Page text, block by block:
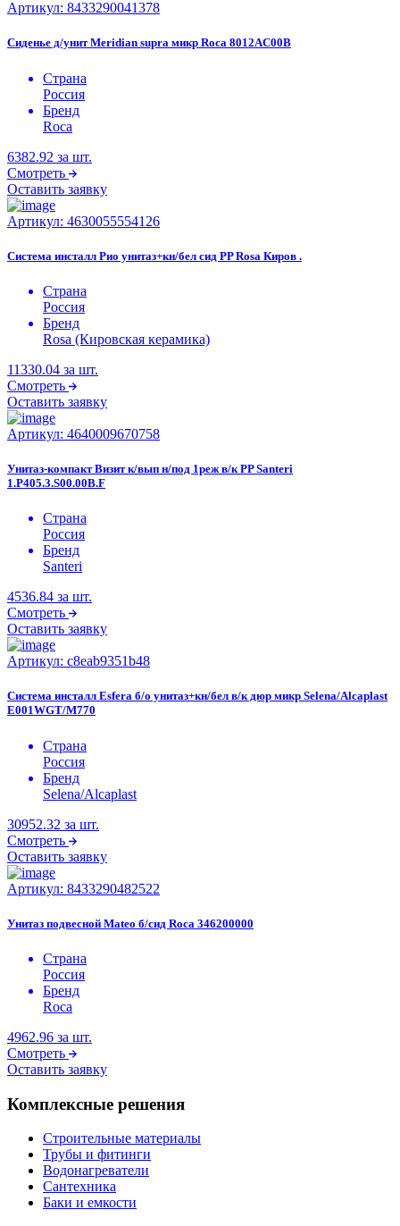
Артикул: 8433290041378
Сиденье д/унит Meridian supra микр Roca 8012AC00B
Страна
Россия
Бренд
Roca
6382.92 за шт.
Смотреть
Оставить заявку
Артикул: 4630055554126
Система инсталл Рио унитаз+кн/бел сид PP Rosa Киров .
Страна
Россия
Бренд
Rosa (Кировская керамика)
11330.04 за шт.
Смотреть
Оставить заявку
Артикул: 4640009670758
Унитаз-компакт Визит к/вып н/под 1реж в/к PP Santeri
1.P405.3.S00.00B.F
Страна
Россия
Бренд
Santeri
4536.84 за шт.
Смотреть
Оставить заявку
Артикул: c8eab9351b48
Система инсталл Esfera б/о унитаз+кн/бел в/к дюр микр Selena/Alcaplast
E001WGT/M770
Страна
Россия
Бренд
Selena/Alcaplast
30952.32 за шт.
Смотреть
Оставить заявку
Артикул: 8433290482522
Унитаз подвесной Mateo б/сид Roca 346200000
Страна
Россия
Бренд
Roca
4962.96 за шт.
Смотреть
Оставить заявку
Комплексные решения
Строительные материалы
Трубы и фитинги
Водонагреватели
Сантехника
Баки и емкости